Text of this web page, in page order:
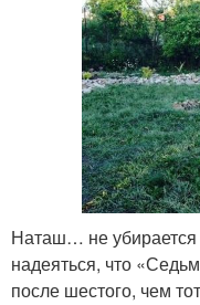
Наташ… не убирается
надеяться, что
после шестого, чем